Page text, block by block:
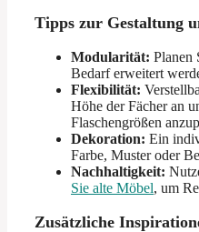
Tipps zur Gestaltung
Modularität: Planen
Bedarf erweitert
Flexibilität:
Höhe der Fächer an
Flaschengrößen
Dekoration: Ein
Farbe, Muster oder
Nachhaltigkeit:
Sie alte Möbel, um
Zusätzliche